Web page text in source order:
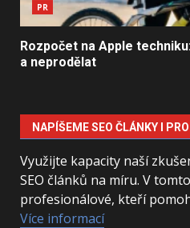
PR
Rozpočet na Apple
a neprodělat
NAPÍŠEME SEO ČLÁNKY I
Využijte kapacity naší
SEO článků na míru. V
profesionálové, kteří
Více informací